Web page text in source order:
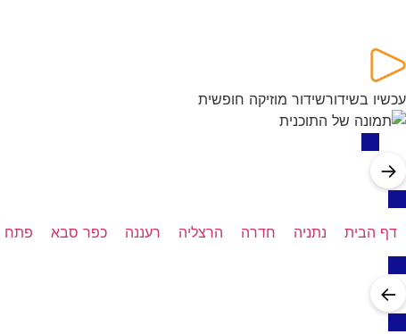
עכשיו בשידורשידור מוזיקה חופשית
→
דף הבית נתניה חדרה הרצליה רעננה כפר סבא פתח
←